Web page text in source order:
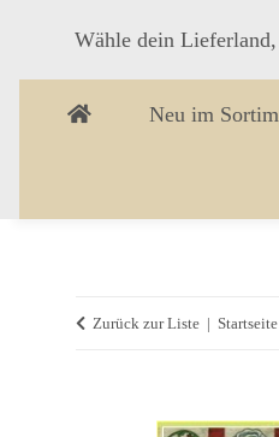
Wähle dein
Neu im
Zurück zur Liste Startseite